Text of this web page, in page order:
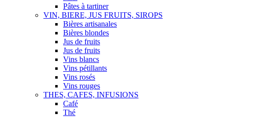
Pâtes à tartiner
VIN, BIERE, JUS FRUITS, SIROPS
Bières artisanales
Bières blondes
Jus de fruits
Jus de fruits
Vins blancs
Vins pétillants
Vins rosés
Vins rouges
THES, CAFES, INFUSIONS
Café
Thé